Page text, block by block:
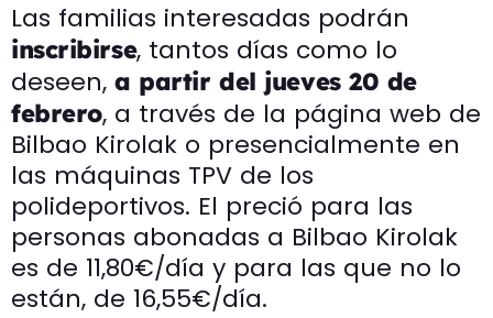
Las familias interesadas podrán
inscribirse, tantos días como lo
deseen, a partir del jueves 20 de
febrero, a través de la página web de
Bilbao Kirolak o presencialmente en
las máquinas TPV de los
polideportivos. El preció para las
personas abonadas a Bilbao Kirolak
es de 11,80€/día y para las que no lo
están, de 16,55€/día.